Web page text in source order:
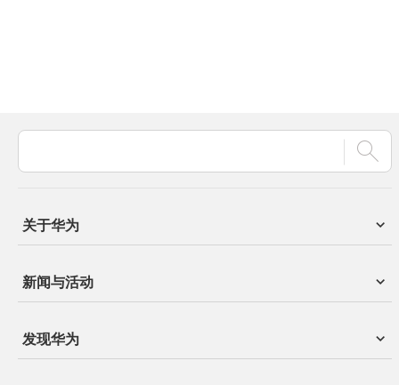
关于华为
新闻与活动
发现华为